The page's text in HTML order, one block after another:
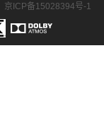
京ICP备15028394号-1